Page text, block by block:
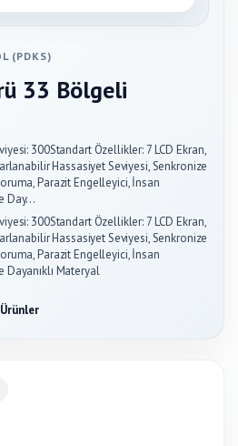
(PDKS)
33 Bölgeli
300Standart Özellikler: 7 LCD Ekran,
Hassasiyet Seviyesi, Senkronize
Parazit Engelleyici, İnsan
Day…
300Standart Özellikler: 7 LCD Ekran,
Hassasiyet Seviyesi, Senkronize
Parazit Engelleyici, İnsan
Dayanıklı Materyal